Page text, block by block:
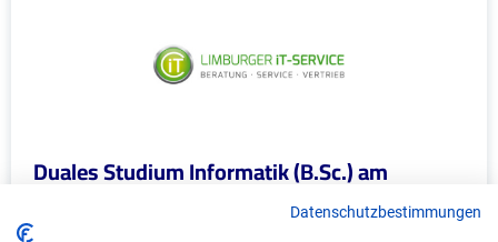
Duales Studium Informatik (B.Sc.) am
virtuellen Campus - Limburger IT-Service
Datenschutzbestimmungen